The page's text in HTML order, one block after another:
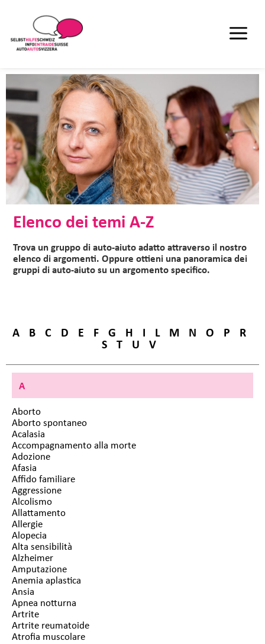
Elenco dei temi A-Z
Trova un gruppo di auto-aiuto adatto attraverso il nostro
elenco di argomenti. Oppure ottieni una panoramica dei
gruppi di auto-aiuto su un argomento specifico.
A B C D E F G H I L M N O P R
S T U V
A
Aborto
Aborto spontaneo
Acalasia
Accompagnamento alla morte
Adozione
Afasia
Affido familiare
Aggressione
Alcolismo
Allattamento
Allergie
Alopecia
Alta sensibilità
Alzheimer
Amputazione
Anemia aplastica
Ansia
Apnea notturna
Artrite
Artrite reumatoide
Atrofia muscolare